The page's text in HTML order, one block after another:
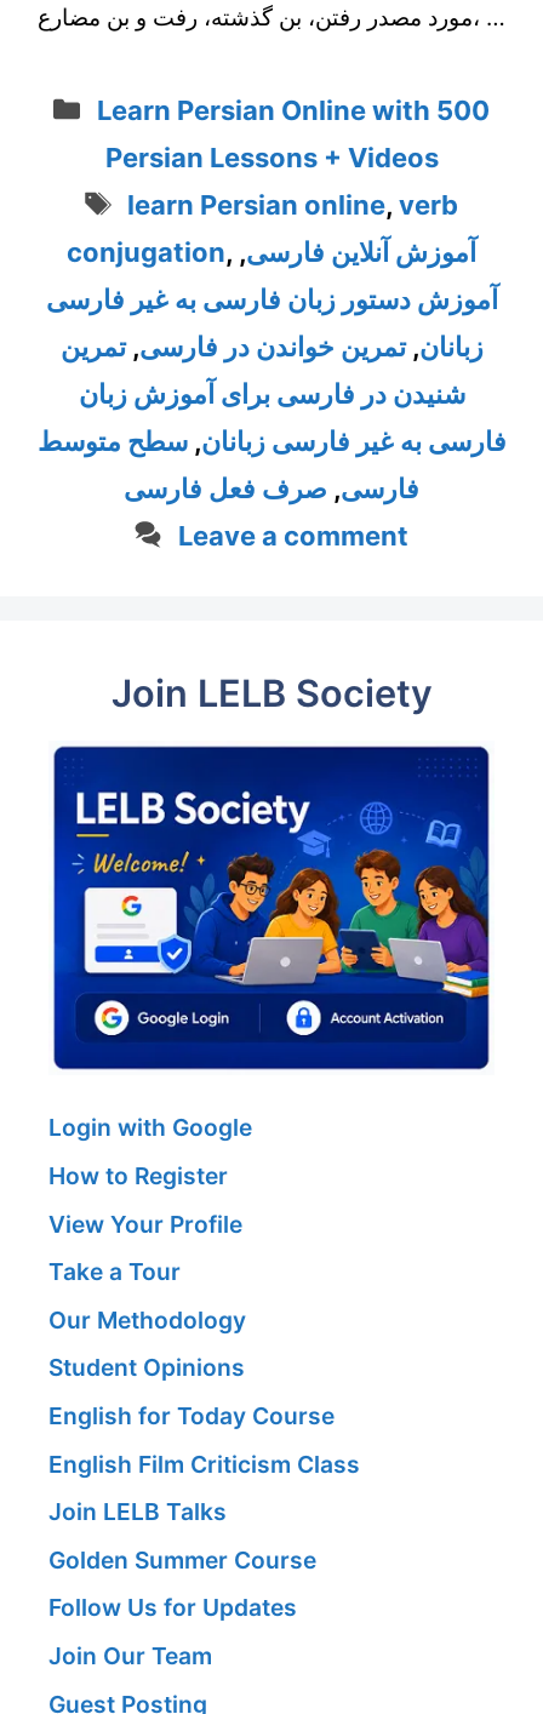
مورد مصدر رفتن، بن گذشته، رفت و بن مضارع، …
Categories
Learn Persian Online with 500
Persian Lessons + Videos
Tags
learn Persian online,verb
conjugation, آموزش آنلاین فارسی,
آموزش دستور زبان فارسی به غیر فارسی
زبانان,تمرین خواندن در فارسی,تمرین
شنیدن در فارسی برای آموزش زبان
فارسی به غیر فارسی زبانان,سطح متوسط
فارسی, صرف فعل فارسی
Leave a comment
Join LELB Society
Login with Google
How to Register
View Your Profile
Take a Tour
Our Methodology
Student Opinions
English for Today Course
English Film Criticism Class
Join LELB Talks
Golden Summer Course
Follow Us for Updates
Join Our Team
Guest Posting